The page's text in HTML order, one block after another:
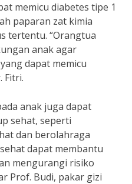
memicu diabetes tipe 1
paparan zat kimia
tertentu. “Orangtua
anak agar
dapat memicu
Fitri.
anak juga dapat
sehat, seperti
dan berolahraga
dapat membantu
mengurangi risiko
Prof. Budi, pakar gizi